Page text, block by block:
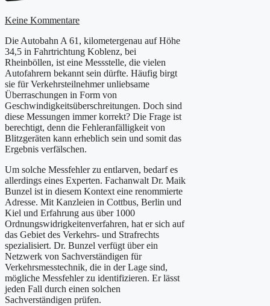
Keine Kommentare
Die Autobahn A 61, kilometergenau auf Höhe
34,5 in Fahrtrichtung Koblenz, bei
Rheinböllen, ist eine Messstelle, die vielen
Autofahrern bekannt sein dürfte. Häufig birgt
sie für Verkehrsteilnehmer unliebsame
Überraschungen in Form von
Geschwindigkeitsüberschreitungen. Doch sind
diese Messungen immer korrekt? Die Frage ist
berechtigt, denn die Fehleranfälligkeit von
Blitzgeräten kann erheblich sein und somit das
Ergebnis verfälschen.
Um solche Messfehler zu entlarven, bedarf es
allerdings eines Experten. Fachanwalt Dr. Maik
Bunzel ist in diesem Kontext eine renommierte
Adresse. Mit Kanzleien in Cottbus, Berlin und
Kiel und Erfahrung aus über 1000
Ordnungswidrigkeitenverfahren, hat er sich auf
das Gebiet des Verkehrs- und Strafrechts
spezialisiert. Dr. Bunzel verfügt über ein
Netzwerk von Sachverständigen für
Verkehrsmesstechnik, die in der Lage sind,
mögliche Messfehler zu identifizieren. Er lässt
jeden Fall durch einen solchen
Sachverständigen prüfen.